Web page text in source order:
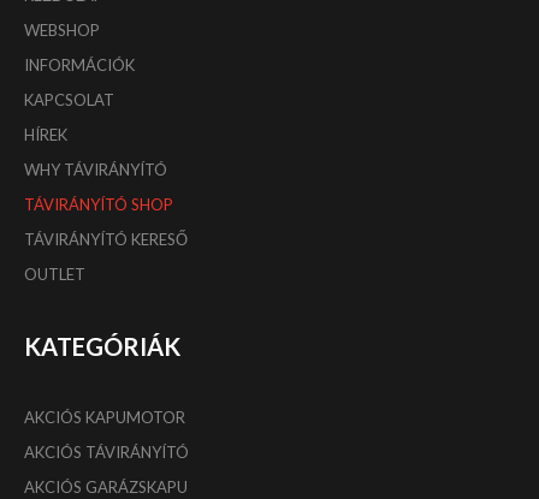
WEBSHOP
INFORMÁCIÓK
KAPCSOLAT
HÍREK
WHY TÁVIRÁNYÍTÓ
TÁVIRÁNYÍTÓ SHOP
TÁVIRÁNYÍTÓ KERESŐ
OUTLET
KATEGÓRIÁK
AKCIÓS KAPUMOTOR
AKCIÓS TÁVIRÁNYÍTÓ
AKCIÓS GARÁZSKAPU